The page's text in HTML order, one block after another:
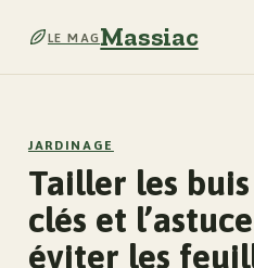
LE MAGMassiac
JARDINAGE
Tailler les
clés et
éviter les